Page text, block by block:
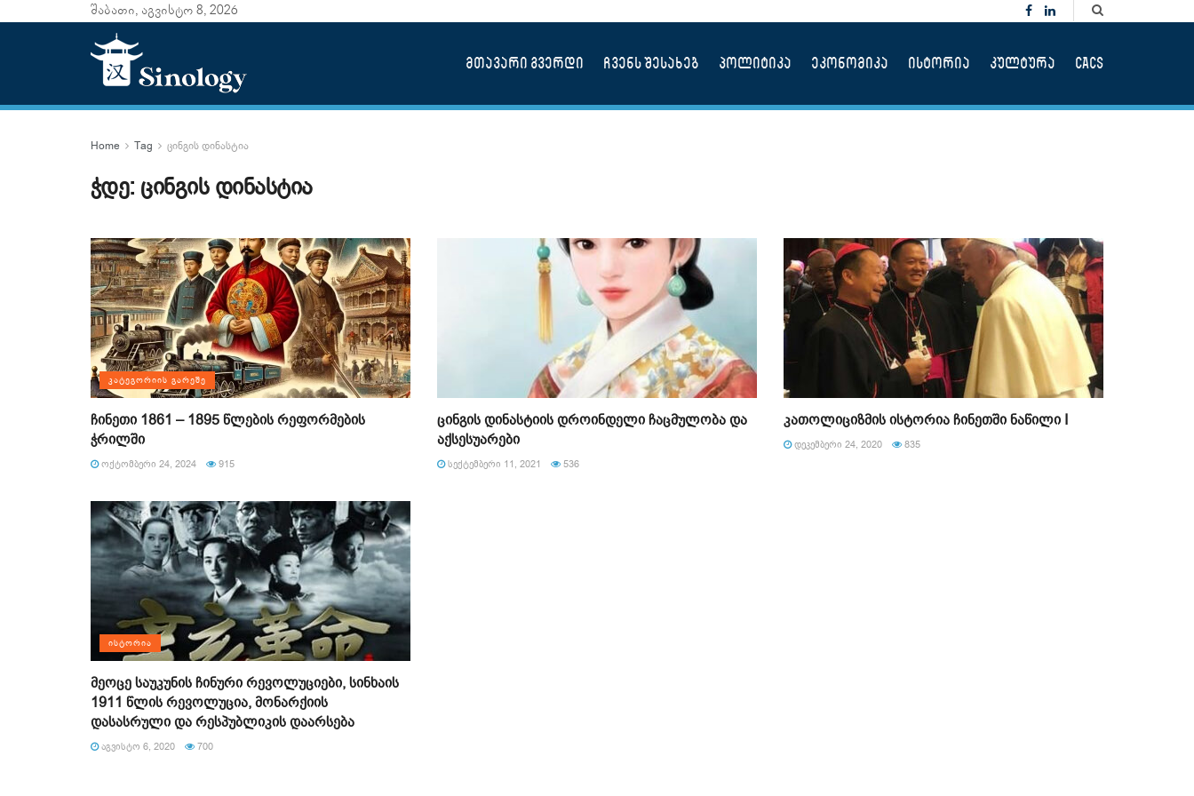
შაბათი, აგვისტო 8, 2026
მთავარი გვერდი ჩვენს შესახებ პოლიტიკა ეკონომიკა ისტორია კულტურა CACS
Home Tag ცინგის დინასტია
ჭდე: ცინგის დინასტია
ᲙᲐᲢᲔᲒᲝᲠᲘᲘᲡ ᲒᲐᲠᲔᲨᲔ
ჩინეთი 1861 – 1895 წლების რეფორმების
ჭრილში
ᲝᲥᲢᲝᲛᲑᲔᲠᲘ 24, 2024 915
ცინგის დინასტიის დროინდელი ჩაცმულობა და
აქსესუარები
ᲡᲔᲥᲢᲔᲛᲑᲔᲠᲘ 11, 2021 536
კათოლიციზმის ისტორია ჩინეთში ნაწილი I
ᲓᲔᲙᲔᲛᲑᲔᲠᲘ 24, 2020 835
ᲘᲡᲢᲝᲠᲘᲐ
მეოცე საუკუნის ჩინური რევოლუციები, სინხაის
1911 წლის რევოლუცია, მონარქიის
დასასრული და რესპუბლიკის დაარსება
ᲐᲒᲕᲘᲡᲢᲝ 6, 2020 700